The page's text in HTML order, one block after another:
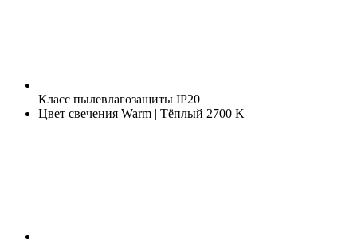
Класс пылевлагозащиты IP20
Цвет свечения Warm | Тёплый 2700 K